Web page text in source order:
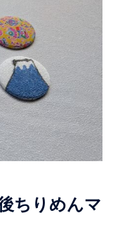
ちりめんマ